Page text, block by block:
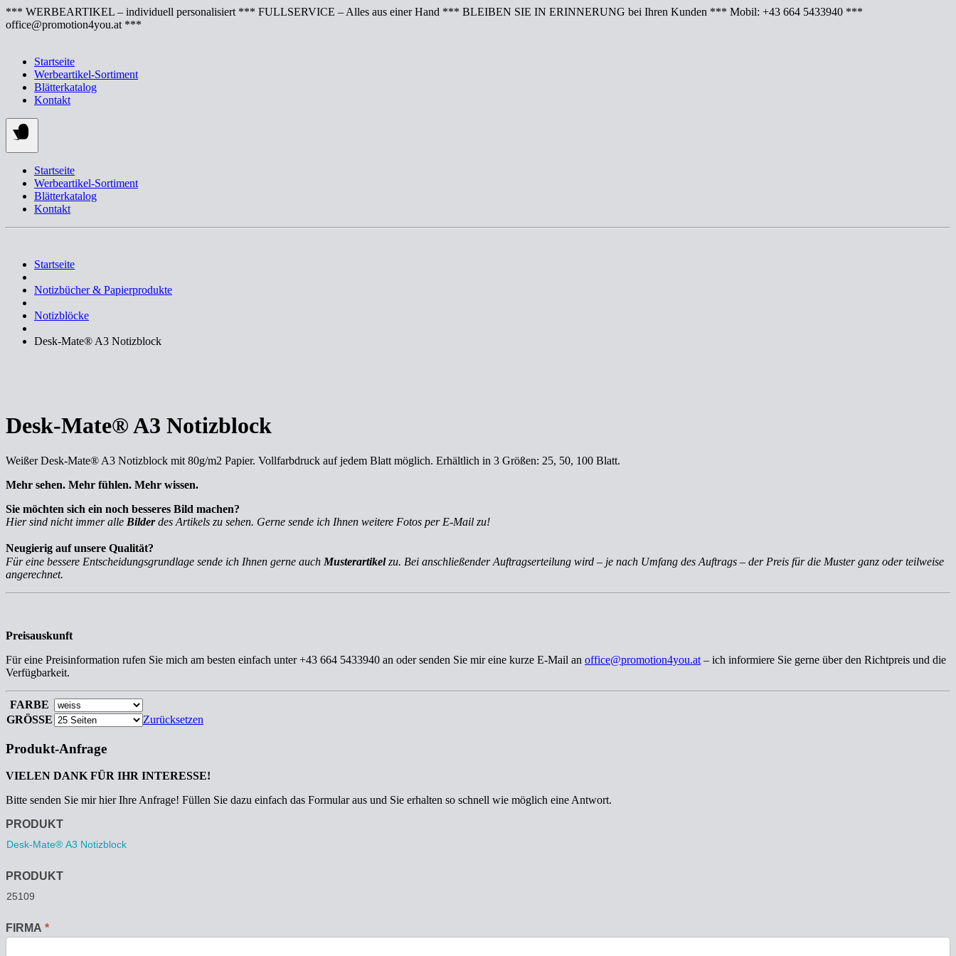
Springe
zum
*** WERBEARTIKEL – individuell personalisiert *** FULLSERVICE – Alles aus einer Hand *** BLEIBEN SIE IN ERINNERUNG bei Ihren Kunden *** Mobil: +43 664 5433940 ***
office@promotion4you.at ***
Startseite
Werbeartikel-Sortiment
Blätterkatalog
Kontakt
Startseite
Werbeartikel-Sortiment
Blätterkatalog
Kontakt
Startseite
Notizbücher & Papierprodukte
Notizblöcke
Desk-Mate® A3 Notizblock
Desk-Mate® A3 Notizblock
Weißer Desk-Mate® A3 Notizblock mit 80g/m2 Papier. Vollfarbdruck auf jedem Blatt möglich. Erhältlich in 3 Größen: 25, 50, 100 Blatt.
Mehr sehen. Mehr fühlen. Mehr wissen.
Sie möchten sich ein noch besseres Bild machen?
Hier sind nicht immer alle Bilderdes Artikels zu sehen. Gerne sende ich Ihnen weitere Fotos per E-Mail zu!
Neugierig auf unsere Qualität?
Für eine bessere Entscheidungsgrundlage sende ich Ihnen gerne auch Musterartikelzu. Bei anschließender Auftragserteilung wird – je nach Umfang des Auftrags – der Preis für die Muster ganz oder teilweise
angerechnet.
Preisauskunft
Für eine Preisinformation rufen Sie mich am besten einfach unter +43 664 5433940 an oder senden Sie mir eine kurze E-Mail an office@promotion4you.at – ich informiere Sie gerne über den Richtpreis und die
Verfügbarkeit.
FARBE
GRÖSSE
Zurücksetzen
Produkt-Anfrage
VIELEN DANK FÜR IHR INTERESSE!
Bitte senden Sie mir hier Ihre Anfrage! Füllen Sie dazu einfach das Formular aus und Sie erhalten so schnell wie möglich eine Antwort.
Anfrage
PRODUKT
PRODUKT
FIRMA *